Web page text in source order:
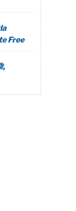
Free